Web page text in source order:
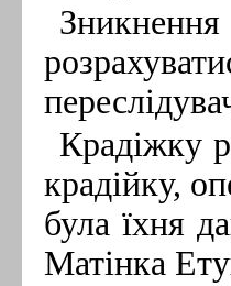
Крадіжку
крадійку,
була їхня
Матінка